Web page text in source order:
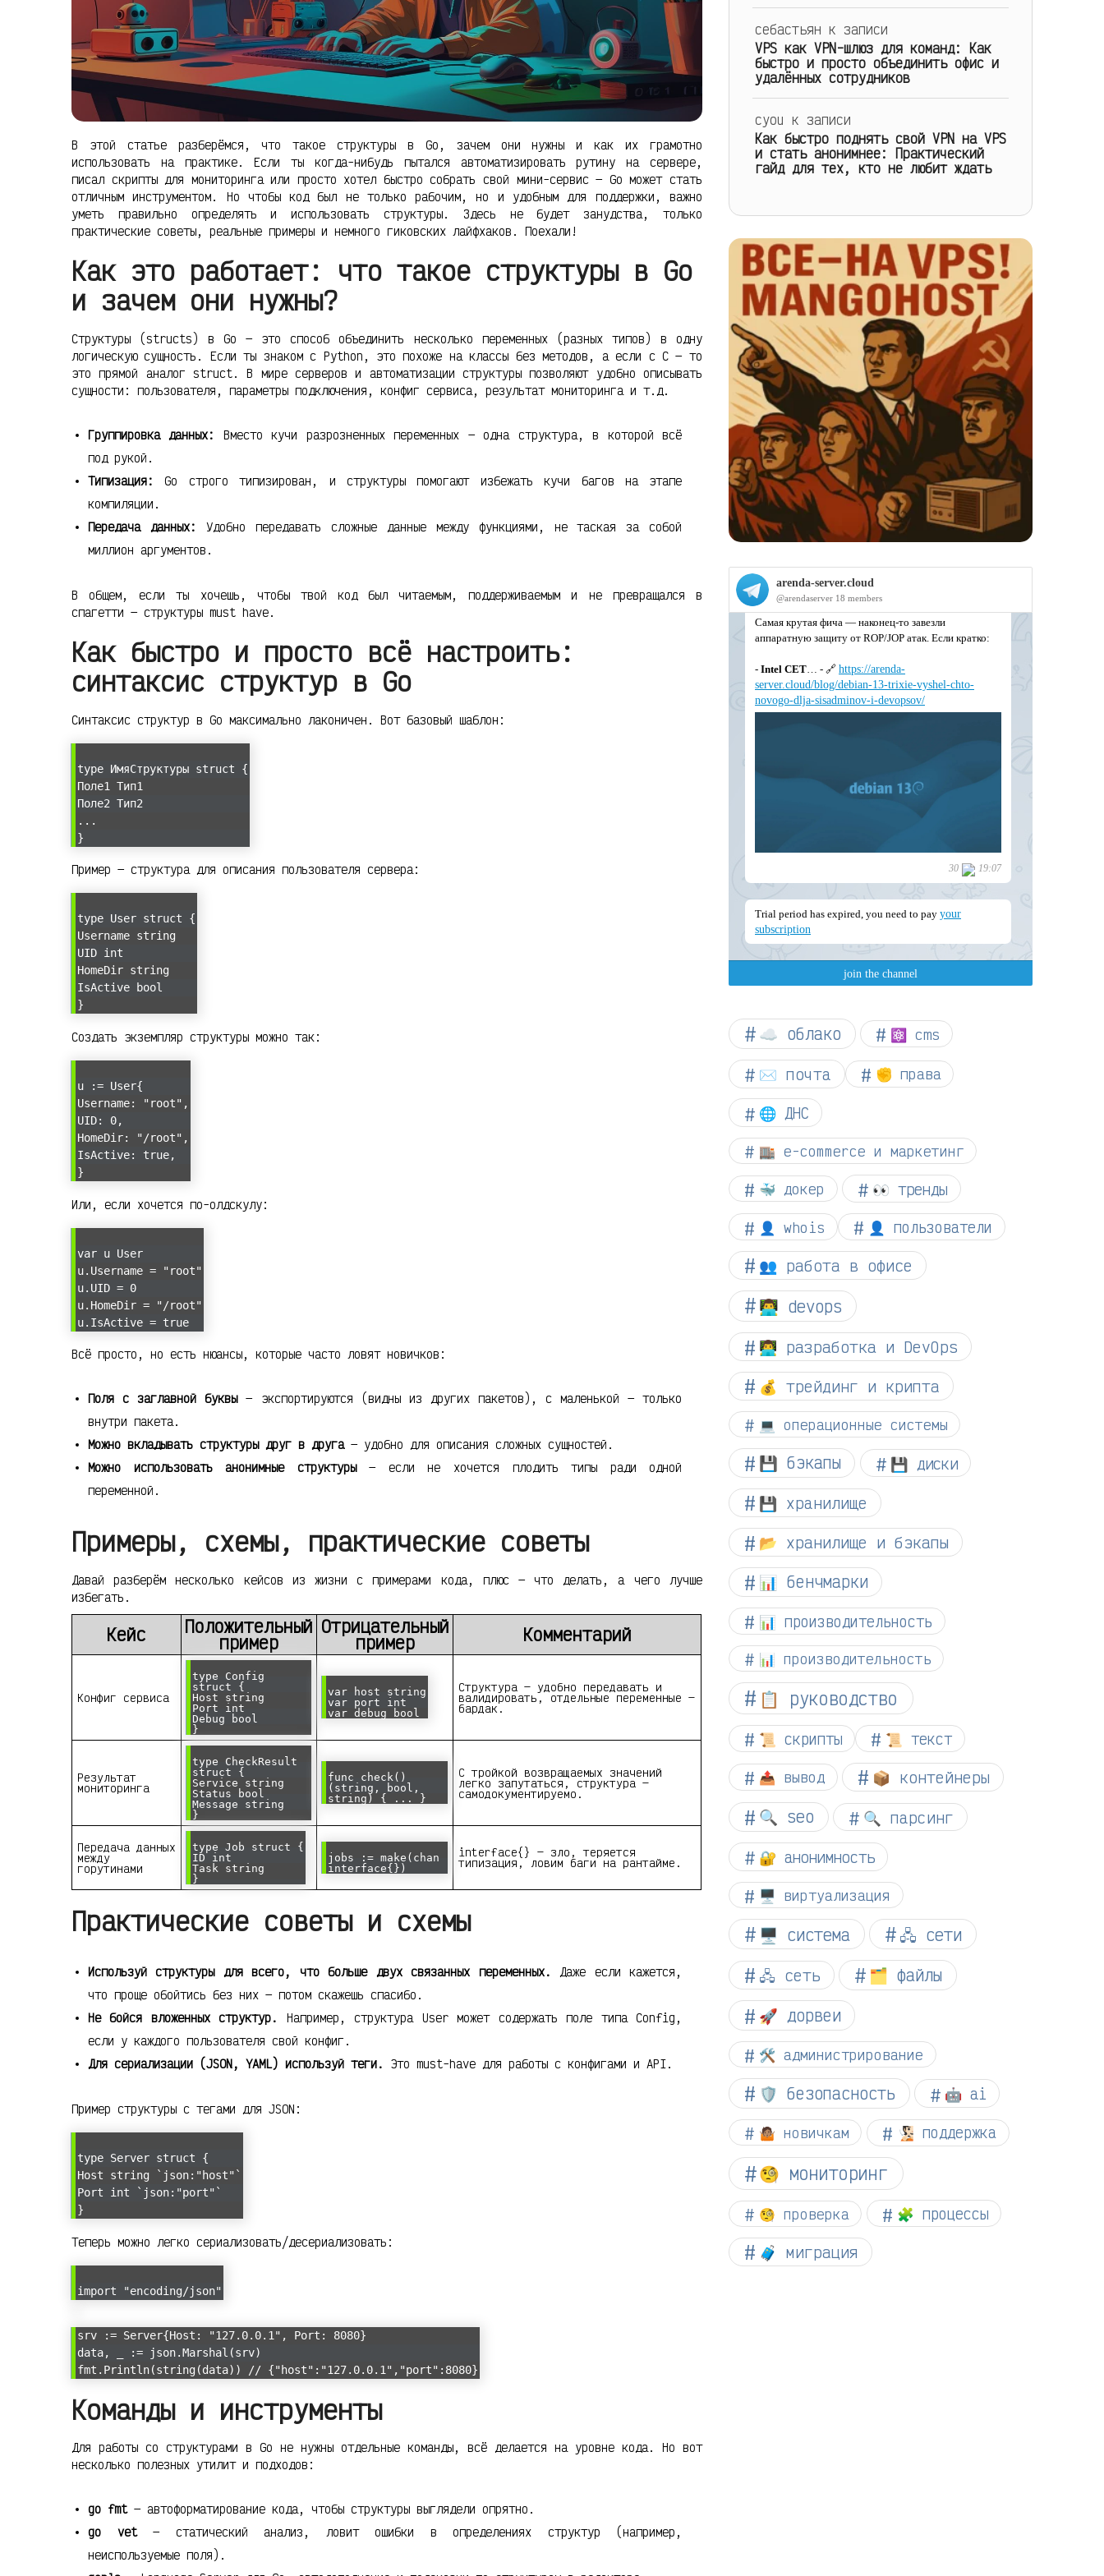
В этой статье разберёмся, что такое структуры в Go, зачем они нужны и как их грамотно
использовать на практике. Если ты когда-нибудь пытался автоматизировать рутину на сервере,
писал скрипты для мониторинга или просто хотел быстро собрать свой мини-сервис — Go может стать
отличным инструментом. Но чтобы код был не только рабочим, но и удобным для поддержки, важно
уметь правильно определять и использовать структуры. Здесь не будет занудства, только
практические советы, реальные примеры и немного гиковских лайфхаков. Поехали!
Как это работает: что такое структуры в Go
и зачем они нужны?
Структуры (structs) в Go — это способ объединить несколько переменных (разных типов) в одну
логическую сущность. Если ты знаком с Python, это похоже на классы без методов, а если с C — то
это прямой аналог struct. В мире серверов и автоматизации структуры позволяют удобно описывать
сущности: пользователя, параметры подключения, конфиг сервиса, результат мониторинга и т.д.
Группировка данных:
Вместо кучи разрозненных переменных — одна структура, в которой всё
под рукой.
Типизация:
Go строго типизирован, и структуры помогают избежать кучи багов на этапе
компиляции.
Передача данных:
Удобно передавать сложные данные между функциями, не таская за собой
миллион аргументов.
В общем, если ты хочешь, чтобы твой код был читаемым, поддерживаемым и не превращался в
спагетти — структуры must have.
Как быстро и просто всё настроить:
синтаксис структур в Go
Синтаксис структур в Go максимально лаконичен. Вот базовый шаблон:
type ИмяСтруктуры struct {
Поле1 Тип1
Поле2 Тип2
...
}
Пример — структура для описания пользователя сервера:
type User struct {
Username string
UID int
HomeDir string
IsActive bool
}
Создать экземпляр структуры можно так:
u := User{
Username: "root",
UID: 0,
HomeDir: "/root",
IsActive: true,
}
Или, если хочется по-олдскулу:
var u User
u.Username = "root"
u.UID = 0
u.HomeDir = "/root"
u.IsActive = true
Всё просто, но есть нюансы, которые часто ловят новичков:
Поля с заглавной буквы— экспортируются (видны из других пакетов), с маленькой — только
внутри пакета.
Можно вкладывать структуры друг в друга— удобно для описания сложных сущностей.
Можно использовать анонимные структуры— если не хочется плодить типы ради одной
переменной.
Примеры, схемы, практические советы
Давай разберём несколько кейсов из жизни с примерами кода, плюс — что делать, а чего лучше
избегать.
Кейс Положительный
пример
Отрицательный
пример Комментарий
Конфиг сервиса
type Config
struct {
Host string
Port int
Debug bool
}
var host string
var port int
var debug bool
Структура — удобно передавать и
валидировать, отдельные переменные —
бардак.
Результат
мониторинга
type CheckResult
struct {
Service string
Status bool
Message string
}
func check()
(string, bool,
string) { ... }
С тройкой возвращаемых значений
легко запутаться, структура —
самодокументируемо.
Передача данных
между
горутинами
type Job struct {
ID int
Task string
}
jobs := make(chan
interface{})
interface{} — зло, теряется
типизация, ловим баги на рантайме.
Практические советы и схемы
Используй структуры для всего, что больше двух связанных переменных.
Даже если кажется,
что проще обойтись без них — потом скажешь спасибо.
Не бойся вложенных структур.
Например, структура User может содержать поле типа Config,
если у каждого пользователя свой конфиг.
Для сериализации (JSON, YAML) используй теги. Это must-have для работы с конфигами и API.
Пример структуры с тегами для JSON:
type Server struct {
Host string `json:"host"`
Port int `json:"port"`
}
Теперь можно легко сериализовать/десериализовать:
import "encoding/json"
srv := Server{Host: "127.0.0.1", Port: 8080}
data, _ := json.Marshal(srv)
fmt.Println(string(data)) // {"host":"127.0.0.1","port":8080}
Команды и инструменты
Для работы со структурами в Go не нужны отдельные команды, всё делается на уровне кода. Но вот
несколько полезных утилит и подходов:
go fmt— автоформатирование кода, чтобы структуры выглядели опрятно.
go vet— статический анализ, ловит ошибки в определениях структур (например,
неиспользуемые поля).
себастьян к записи
VPS как VPN-шлюз для команд: Как
быстро и просто объединить офис и
удалённых сотрудников
cyou к записи
Как быстро поднять свой VPN на VPS
и стать анонимнее: Практический
гайд для тех, кто не любит ждать
☁︎ облако ⚛ cms
✉️ почта ✊ права
🌐 ДНС
🏬 e-commerce и маркетинг
🐳 докер 👀 тренды
👤 whois 👤 пользователи
👥 работа в офисе
👨‍💻 devops
👨‍💻 разработка и DevOps
💰 трейдинг и крипта
💻 операционные системы
💾 бэкапы 💾 диски
💾 хранилище
📂 хранилище и бэкапы
📊 бенчмарки
📊 производительность
📊 производительность
📋 руководство
📜 скрипты 📜 текст
📤 вывод 📦 контейнеры
🔍 seo 🔍 парсинг
🔐 анонимность
🖥️ виртуализация
🖥️ система 🖧 сети
🖧 сеть 🗂️ файлы
🚀 дорвеи
🛠️ администрирование
🛡️ безопасность 🤖 ai
🤷🏽 новичкам 🧏🏻 поддержка
🧐 мониторинг
🧐 проверка 🧩 процессы
🧳 миграция